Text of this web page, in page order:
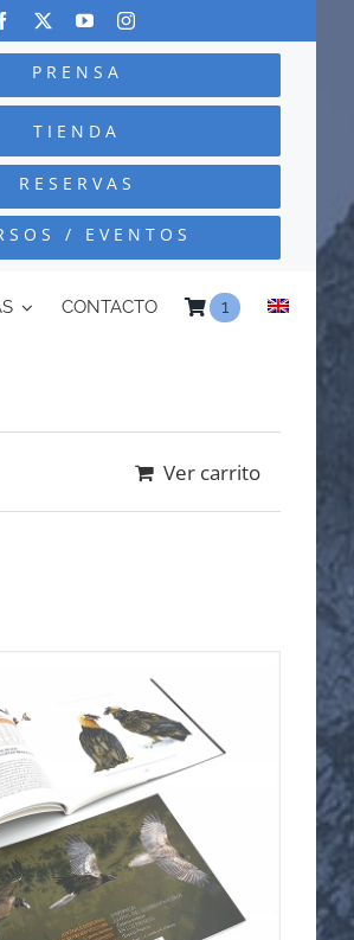
PRENSA
TIENDA
RESERVAS
/ EVENTOS
CONTACTO 1
Ver carrito